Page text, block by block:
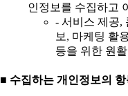
인정보를 수집하고
- 서비스 제공,
보, 마케팅 활
등을 위한 원
■ 수집하는 개인정보의 항